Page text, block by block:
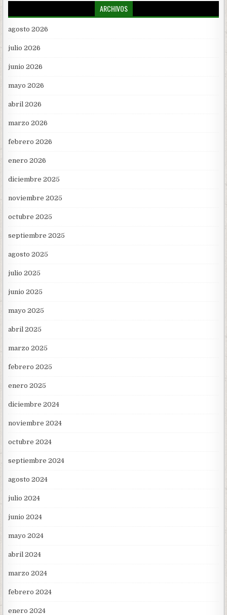
ARCHIVOS
agosto 2026
julio 2026
junio 2026
mayo 2026
abril 2026
marzo 2026
febrero 2026
enero 2026
diciembre 2025
noviembre 2025
octubre 2025
septiembre 2025
agosto 2025
julio 2025
junio 2025
mayo 2025
abril 2025
marzo 2025
febrero 2025
enero 2025
diciembre 2024
noviembre 2024
octubre 2024
septiembre 2024
agosto 2024
julio 2024
junio 2024
mayo 2024
abril 2024
marzo 2024
febrero 2024
enero 2024